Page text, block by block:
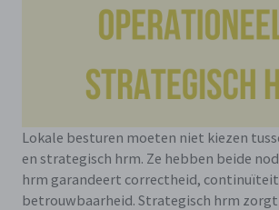
Lokale besturen moeten niet kiezen
en strategisch hrm. Ze hebben beide
hrm garandeert correctheid,
betrouwbaarheid. Strategisch hrm